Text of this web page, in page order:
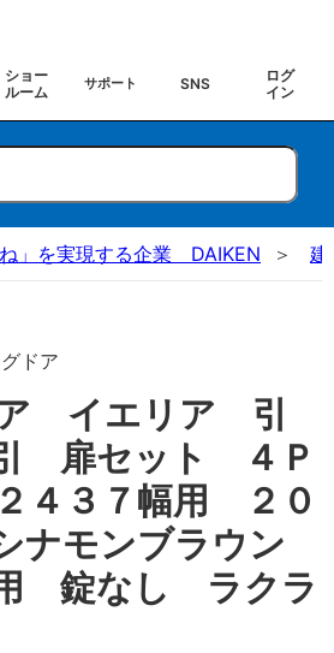
ショー
ルーム
サポート SNS
ログ
イン
ね」を実現する企業 DAIKEN 建
ドア
ア イエリア 引
扉セット ４Ｐ
４３７幅用 ２０
ナモンブラウン
錠なし ラクラ